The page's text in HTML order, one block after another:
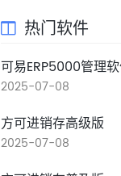
热门软件
可易ERP5000管理
2025-07-08
方可进销存高级版
2025-07-08